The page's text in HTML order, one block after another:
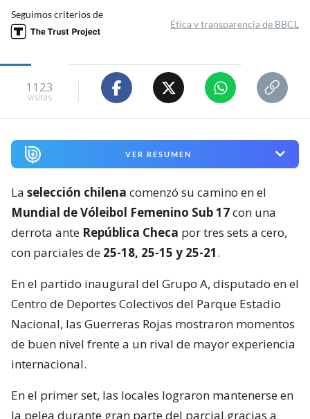
Seguimos criterios de
Ética y transparencia de BBCL
1123
visitas
VER RESUMEN
La selección chilena comenzó su camino en el
Mundial de Vóleibol Femenino Sub 17con una
derrota ante República Checa por tres sets a cero,
con parciales de 25-18, 25-15 y 25-21.
En el partido inaugural del Grupo A, disputado en el
Centro de Deportes Colectivos del Parque Estadio
Nacional, las Guerreras Rojas mostraron momentos
de buen nivel frente a un rival de mayor experiencia
internacional.
En el primer set, las locales lograron mantenerse en
la pelea durante gran parte del parcial gracias a